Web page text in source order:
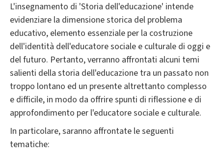
L'insegnamento di 'Storia dell'educazione' intende
evidenziare la dimensione storica del problema
educativo, elemento essenziale per la costruzione
dell'identità dell'educatore sociale e culturale di oggi e
del futuro. Pertanto, verranno affrontati alcuni temi
salienti della storia dell'educazione tra un passato non
troppo lontano ed un presente altrettanto complesso
e difficile, in modo da offrire spunti di riflessione e di
approfondimento per l'educatore sociale e culturale.
In particolare, saranno affrontate le seguenti
tematiche: